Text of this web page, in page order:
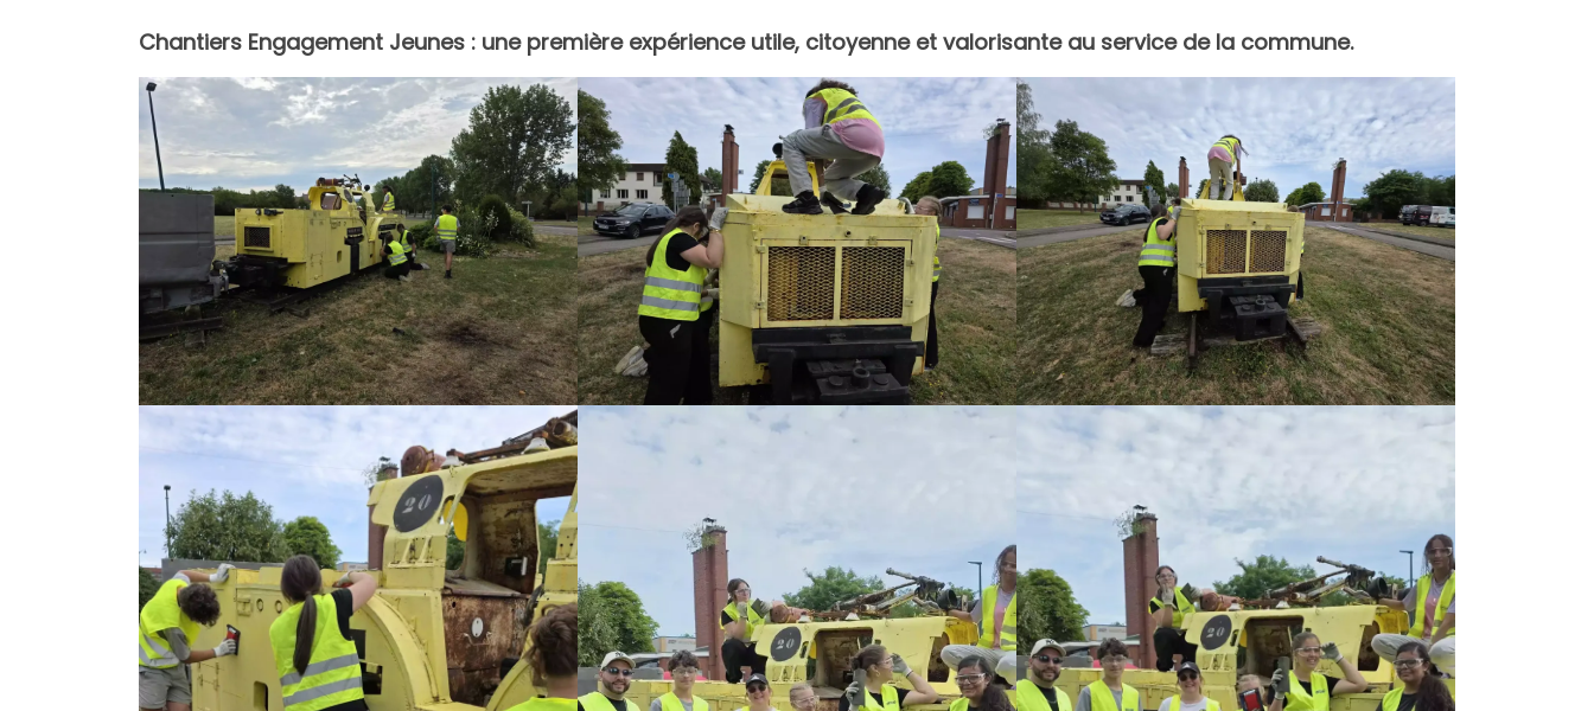
Chantiers Engagement Jeunes : une première expérience utile, citoyenne et valorisante au service de la commune.